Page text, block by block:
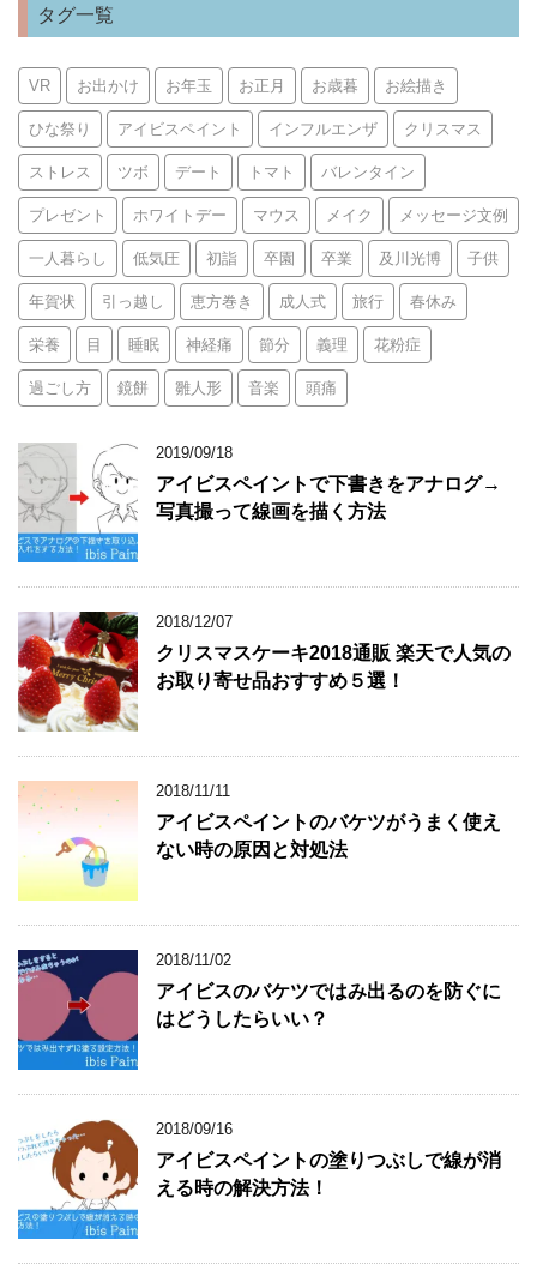
タグ一覧
VR お出かけ お年玉 お正月 お歳暮 お絵描き
ひな祭り アイビスペイント インフルエンザ クリスマス
ストレス ツボ デート トマト バレンタイン
プレゼント ホワイトデー マウス メイク メッセージ文例
一人暮らし 低気圧 初詣 卒園 卒業 及川光博 子供
年賀状 引っ越し 恵方巻き 成人式 旅行 春休み
栄養 目 睡眠 神経痛 節分 義理 花粉症
過ごし方 鏡餅 雛人形 音楽 頭痛
2019/09/18
アイビスペイントで下書きをアナログ→
写真撮って線画を描く方法
2018/12/07
クリスマスケーキ2018通販 楽天で人気の
お取り寄せ品おすすめ５選！
2018/11/11
アイビスペイントのバケツがうまく使え
ない時の原因と対処法
2018/11/02
アイビスのバケツではみ出るのを防ぐに
はどうしたらいい？
2018/09/16
アイビスペイントの塗りつぶしで線が消
える時の解決方法！